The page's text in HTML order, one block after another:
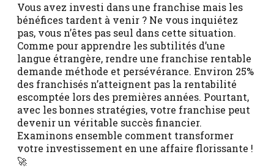
Vous avez investi dans une franchise mais les
bénéfices tardent à venir ? Ne vous inquiétez
pas, vous n’êtes pas seul dans cette situation.
Comme pour apprendre les subtilités d’une
langue étrangère, rendre une franchise rentable
demande méthode et persévérance. Environ 25%
des franchisés n’atteignent pas la rentabilité
escomptée lors des premières années. Pourtant,
avec les bonnes stratégies, votre franchise peut
devenir un véritable succès financier.
Examinons ensemble comment transformer
votre investissement en une affaire florissante !
🚀